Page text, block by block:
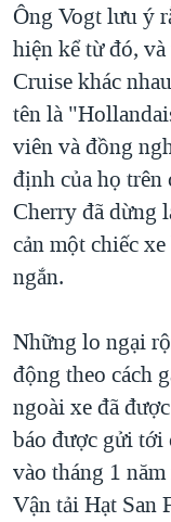
Ông Vogt lưu ý
hiện kể từ đó,
Cruise khác
tên là
viên và đồng
định của họ trên
Cherry đã dừng
cản một chiếc
ngắn.
Những lo ngại
động theo cách
ngoài xe đã
báo được gửi tới
vào tháng 1
Vận tải Hạt San